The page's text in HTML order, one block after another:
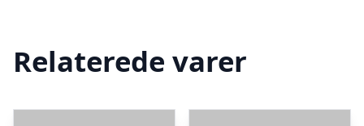
Relaterede varer